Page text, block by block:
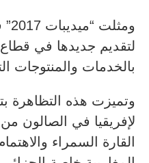
لتقديم جديدها في قطاع
بالخدمات والمنتوجات
وتميزت هذه التظاهرة
لإفريقيا في الصالون
القارة السمراء